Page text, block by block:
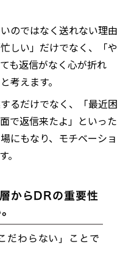
のではなく送れない理由
しい」だけでなく、「や
も返信がなく心が折れ
考えます。
るだけでなく、「最近困
で返信来たよ」といった
にもなり、モチベーショ
からDRの重要性
だわらない」ことで